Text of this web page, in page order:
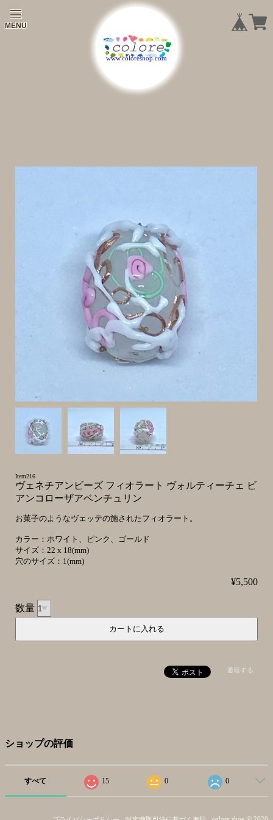
|
|
|
Item216
ヴェネチアンビーズ フィオラート ヴォルティーチェ ビ
アンコローザアベンチュリン
お菓子のようなヴェッテの施されたフィオラート。
カラー：ホワイト、ピンク、ゴールド
サイズ：22 x 18(mm)
穴のサイズ：1(mm)
¥5,500
数量
通報する
ショップの評価
すべて 15 0 0